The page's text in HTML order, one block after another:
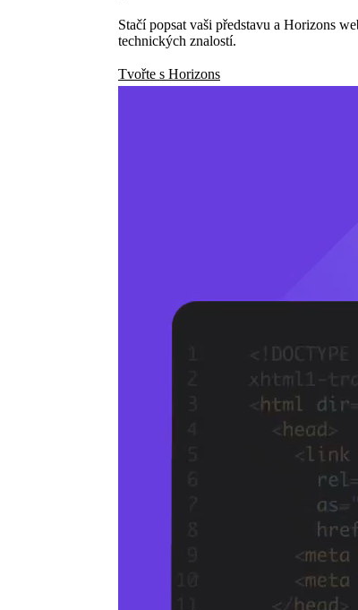
Stačí popsat vaši představu a Horizons
technických znalostí.
Tvořte s Horizons